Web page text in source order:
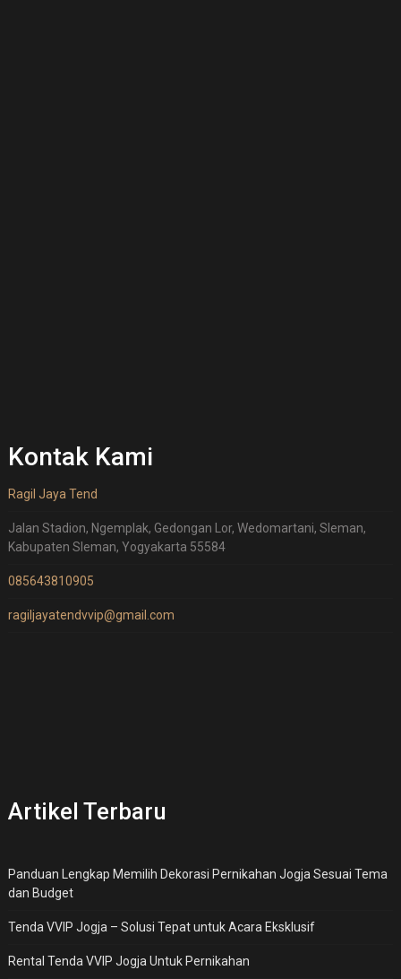
Kontak Kami
Ragil Jaya Tend
Jalan Stadion, Ngemplak, Gedongan Lor, Wedomartani, Sleman,
Kabupaten Sleman, Yogyakarta 55584
085643810905
ragiljayatendvvip@gmail.com
Artikel Terbaru
Panduan Lengkap Memilih Dekorasi Pernikahan Jogja Sesuai Tema
dan Budget
Tenda VVIP Jogja – Solusi Tepat untuk Acara Eksklusif
Rental Tenda VVIP Jogja Untuk Pernikahan